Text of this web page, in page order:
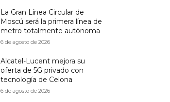
La Gran Línea Circular de
Moscú será la primera línea de
metro totalmente autónoma
6 de agosto de 2026
Alcatel-Lucent mejora su
oferta de 5G privado con
tecnología de Celona
6 de agosto de 2026